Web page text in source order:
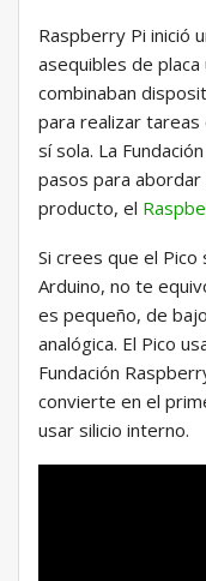
Raspberry Pi inició
asequibles de
combinaban
para realizar
sí sola. La
pasos para
producto, el
Si crees que el Pico
Arduino, no te
es pequeño, de
analógica. El Pico
Fundación
convierte en el
usar silicio interno.